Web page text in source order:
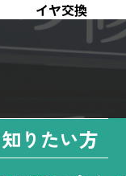
イヤ交換
りたい方